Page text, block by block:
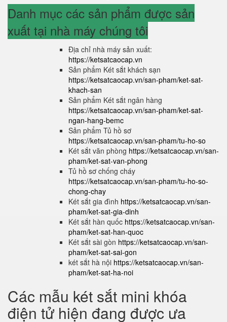
Danh mục các sản phẩm được sản
xuất tại nhà máy chúng tôi
Địa chỉ nhà máy sản xuất:
https://ketsatcaocap.vn
Sản phẩm Két sắt khách sạn
https://ketsatcaocap.vn/san-pham/ket-sat-
khach-san
Sản phẩm Két sắt ngân hàng
https://ketsatcaocap.vn/san-pham/ket-sat-
ngan-hang-bemc
Sản phẩm Tủ hồ sơ
https://ketsatcaocap.vn/san-pham/tu-ho-so
Két sắt văn phòng https://ketsatcaocap.vn/san-
pham/ket-sat-van-phong
Tủ hồ sơ chống cháy
https://ketsatcaocap.vn/san-pham/tu-ho-so-
chong-chay
Két sắt gia đình https://ketsatcaocap.vn/san-
pham/ket-sat-gia-dinh
Két sắt hàn quốc https://ketsatcaocap.vn/san-
pham/ket-sat-han-quoc
Két sắt sài gòn https://ketsatcaocap.vn/san-
pham/ket-sat-sai-gon
két sắt hà nội https://ketsatcaocap.vn/san-
pham/ket-sat-ha-noi
Các mẫu két sắt mini khóa
điện tử hiện đang được ưa